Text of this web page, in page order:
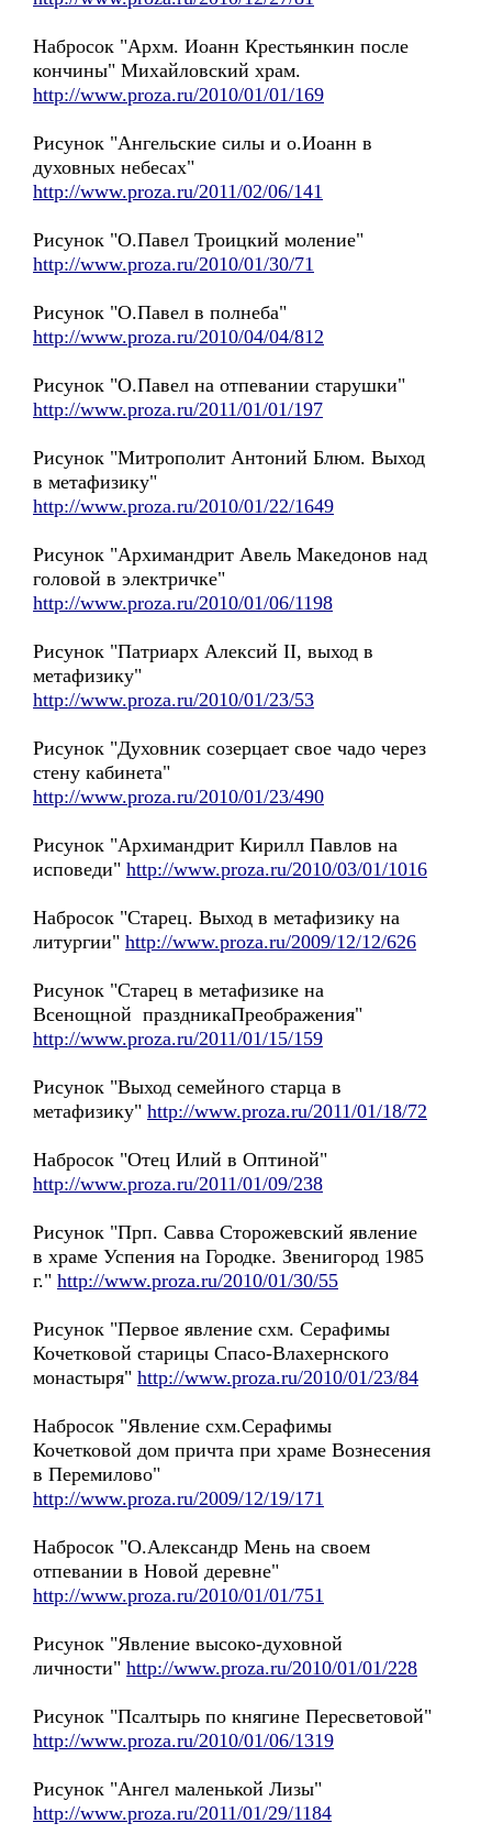
Набросок "Архм. Иоанн Крестьянкин после
кончины" Михайловский храм.
http://www.proza.ru/2010/01/01/169
Рисунок "Ангельские силы и о.Иоанн в
духовных небесах"
http://www.proza.ru/2011/02/06/141
Рисунок "О.Павел Троицкий моление"
http://www.proza.ru/2010/01/30/71
Рисунок "О.Павел в полнеба"
http://www.proza.ru/2010/04/04/812
Рисунок "О.Павел на отпевании старушки"
http://www.proza.ru/2011/01/01/197
Рисунок "Митрополит Антоний Блюм. Выход
в метафизику"
http://www.proza.ru/2010/01/22/1649
Рисунок "Архимандрит Авель Македонов над
головой в электричке"
http://www.proza.ru/2010/01/06/1198
Рисунок "Патриарх Алексий II, выход в
метафизику"
http://www.proza.ru/2010/01/23/53
Рисунок "Духовник созерцает свое чадо через
стену кабинета"
http://www.proza.ru/2010/01/23/490
Рисунок "Архимандрит Кирилл Павлов на
исповеди" http://www.proza.ru/2010/03/01/1016
Набросок "Старец. Выход в метафизику на
литургии" http://www.proza.ru/2009/12/12/626
Рисунок "Старец в метафизике на
Всенощной праздникаПреображения"
http://www.proza.ru/2011/01/15/159
Рисунок "Выход семейного старца в
метафизику" http://www.proza.ru/2011/01/18/72
Набросок "Отец Илий в Оптиной"
http://www.proza.ru/2011/01/09/238
Рисунок "Прп. Савва Сторожевский явление
в храме Успения на Городке. Звенигород 1985
г." http://www.proza.ru/2010/01/30/55
Рисунок "Первое явление схм. Серафимы
Кочетковой старицы Спасо-Влахернского
монастыря" http://www.proza.ru/2010/01/23/84
Набросок "Явление схм.Серафимы
Кочетковой дом причта при храме Вознесения
в Перемилово"
http://www.proza.ru/2009/12/19/171
Набросок "О.Александр Мень на своем
отпевании в Новой деревне"
http://www.proza.ru/2010/01/01/751
Рисунок "Явление высоко-духовной
личности" http://www.proza.ru/2010/01/01/228
Рисунок "Псалтырь по княгине Пересветовой"
http://www.proza.ru/2010/01/06/1319
Рисунок "Ангел маленькой Лизы"
http://www.proza.ru/2011/01/29/1184